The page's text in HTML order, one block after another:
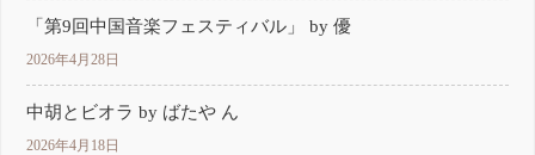
「第9回中国音楽フェスティバル」 by 優
2026年4月28日
中胡とビオラ by ばたや ん
2026年4月18日